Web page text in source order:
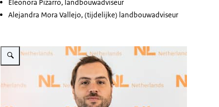
Eleonora Pizarro, landbouwadviseur
Alejandra Mora Vallejo, (tijdelijke) landbouwadviseur
Vergroot afbeelding Ignacio Elena